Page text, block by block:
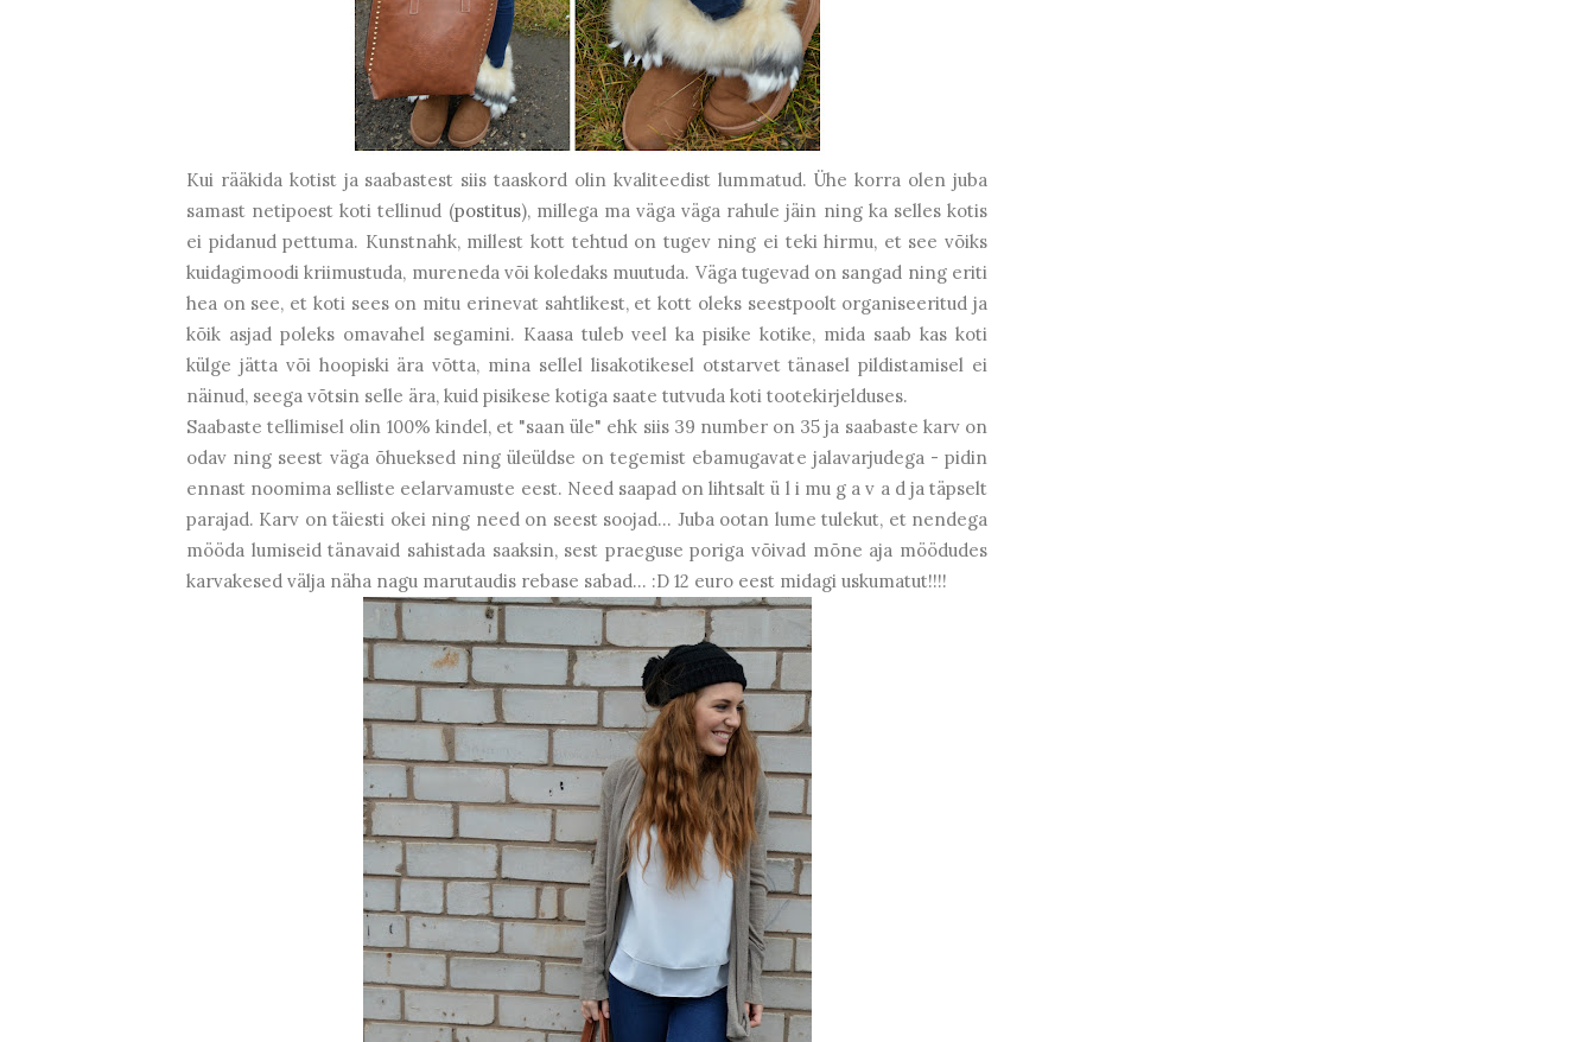
Kui rääkida kotist ja saabastest siis taaskord olin kvaliteedist lummatud. Ühe korra olen juba
samast netipoest koti tellinud (postitus), millega ma väga väga rahule jäin ning ka selles kotis
ei pidanud pettuma. Kunstnahk, millest kott tehtud on tugev ning ei teki hirmu, et see võiks
kuidagimoodi kriimustuda, mureneda või koledaks muutuda. Väga tugevad on sangad ning eriti
hea on see, et koti sees on mitu erinevat sahtlikest, et kott oleks seestpoolt organiseeritud ja
kõik asjad poleks omavahel segamini. Kaasa tuleb veel ka pisike kotike, mida saab kas koti
külge jätta või hoopiski ära võtta, mina sellel lisakotikesel otstarvet tänasel pildistamisel ei
näinud, seega võtsin selle ära, kuid pisikese kotiga saate tutvuda koti tootekirjelduses.
Saabaste tellimisel olin 100% kindel, et "saan üle" ehk siis 39 number on 35 ja saabaste karv on
odav ning seest väga õhueksed ning üleüldse on tegemist ebamugavate jalavarjudega - pidin
ennast noomima selliste eelarvamuste eest. Need saapad on lihtsalt ü l i mu g a v a d ja täpselt
parajad. Karv on täiesti okei ning need on seest soojad... Juba ootan lume tulekut, et nendega
mööda lumiseid tänavaid sahistada saaksin, sest praeguse poriga võivad mõne aja möödudes
karvakesed välja näha nagu marutaudis rebase sabad... :D 12 euro eest midagi uskumatut!!!!